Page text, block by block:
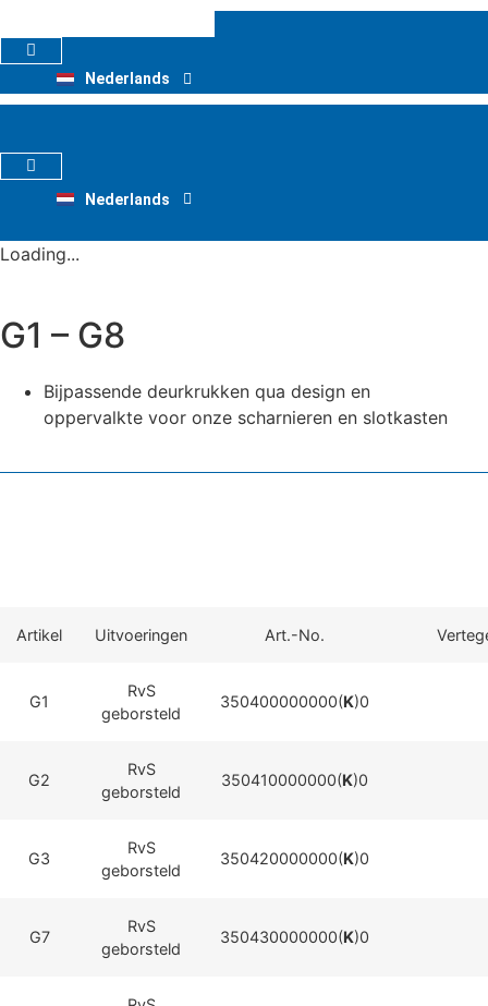
naar
de
inhoud
Nederlands
English
Nederlands
English
Loading...
G1 – G8
Bijpassende deurkrukken qua design en
oppervalkte voor onze scharnieren en slotkasten
Artikel Uitvoeringen Art.-No.
G1
RvS
geborsteld
350400000000(K)0
G2
RvS
geborsteld
350410000000(K)0
G3
RvS
geborsteld
350420000000(K)0
G7
RvS
geborsteld
350430000000(K)0